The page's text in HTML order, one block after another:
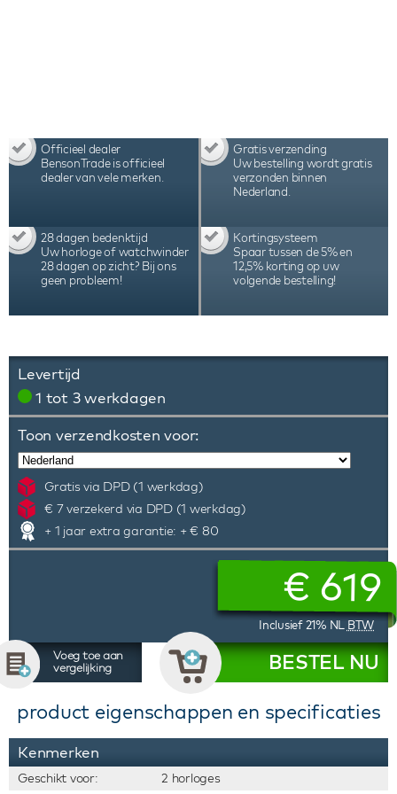
Officieel dealer
BensonTrade is officieel
dealer van vele merken.
Gratis verzending
Uw bestelling wordt gratis
verzonden binnen
Nederland.
28 dagen bedenktijd
Uw horloge of watchwinder
28 dagen op zicht? Bij ons
geen probleem!
Kortingsysteem
Spaar tussen de 5% en
12,5% korting op uw
volgende bestelling!
Levertijd
1 tot 3 werkdagen
Toon verzendkosten voor:
Gratis via DPD (1 werkdag)
€ 7 verzekerd via DPD (1 werkdag)
+ 1 jaar extra garantie: + € 80
€619
Inclusief 21% NL BTW
Voeg toe aan
vergelijking
BESTEL NU
product eigenschappen en specificaties
Kenmerken
Geschikt voor: 2 horloges